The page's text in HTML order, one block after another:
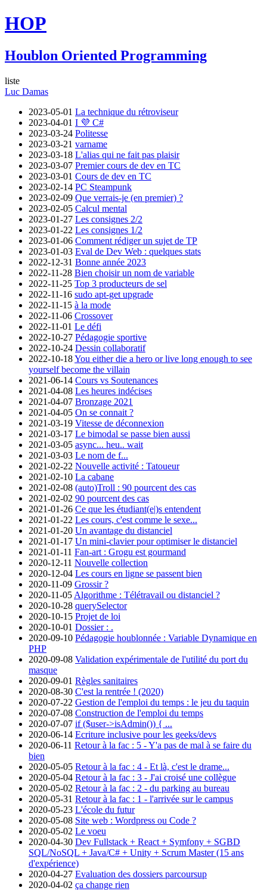
HOP
Houblon Oriented Programming
liste
Luc Damas
2023-05-01 La technique du rétroviseur
2023-04-01 I 💜 C#
2023-03-24 Politesse
2023-03-21 varname
2023-03-18 L'alias qui ne fait pas plaisir
2023-03-07 Premier cours de dev en TC
2023-03-01 Cours de dev en TC
2023-02-14 PC Steampunk
2023-02-09 Que verrais-je (en premier) ?
2023-02-05 Calcul mental
2023-01-27 Les consignes 2/2
2023-01-22 Les consignes 1/2
2023-01-06 Comment rédiger un sujet de TP
2023-01-03 Eval de Dev Web : quelques stats
2022-12-31 Bonne année 2023
2022-11-28 Bien choisir un nom de variable
2022-11-25 Top 3 producteurs de sel
2022-11-16 sudo apt-get upgrade
2022-11-15 à la mode
2022-11-06 Crossover
2022-11-01 Le défi
2022-10-27 Pédagogie sportive
2022-10-24 Dessin collaboratif
2022-10-18You either die a hero or live long enough to see
yourself become the villain
2021-06-14 Cours vs Soutenances
2021-04-08 Les heures indécises
2021-04-07 Bronzage 2021
2021-04-05 On se connait ?
2021-03-19 Vitesse de déconnexion
2021-03-17 Le bimodal se passe bien aussi
2021-03-05 async... heu.. wait
2021-03-03 Le nom de f...
2021-02-22 Nouvelle activité : Tatoueur
2021-02-10 La cabane
2021-02-08 (auto)Troll : 90 pourcent des cas
2021-02-02 90 pourcent des cas
2021-01-26 Ce que les étudiant(e|)s entendent
2021-01-22 Les cours, c'est comme le sexe...
2021-01-20 Un avantage du distanciel
2021-01-17 Un mini-clavier pour optimiser le distanciel
2021-01-11 Fan-art : Grogu est gourmand
2020-12-11 Nouvelle collection
2020-12-04 Les cours en ligne se passent bien
2020-11-09 Grossir ?
2020-11-05 Algorithme : Télétravail ou distanciel ?
2020-10-28 querySelector
2020-10-15 Projet de loi
2020-10-01 Dossier : .
2020-09-10 Pédagogie houblonnée : Variable Dynamique en
PHP
2020-09-08 Validation expérimentale de l'utilité du port du
masque
2020-09-01 Règles sanitaires
2020-08-30 C'est la rentrée ! (2020)
2020-07-22 Gestion de l'emploi du temps : le jeu du taquin
2020-07-08 Construction de l'emploi du temps
2020-07-07 if ($user->isAdmin()) { ...
2020-06-14 Ecriture inclusive pour les geeks/devs
2020-06-11 Retour à la fac : 5 - Y'a pas de mal à se faire du
bien
2020-05-05 Retour à la fac : 4 - Et là, c'est le drame...
2020-05-04 Retour à la fac : 3 - J'ai croisé une collègue
2020-05-02 Retour à la fac : 2 - du parking au bureau
2020-05-31 Retour à la fac : 1 - l'arrivée sur le campus
2020-05-23 L'école du futur
2020-05-08 Site web : Wordpress ou Code ?
2020-05-02 Le voeu
2020-04-30 Dev Fullstack + React + Symfony + SGBD
SQL/NoSQL + Java/C# + Unity + Scrum Master (15 ans
d'expérience)
2020-04-27 Evaluation des dossiers parcoursup
2020-04-02 ça change rien